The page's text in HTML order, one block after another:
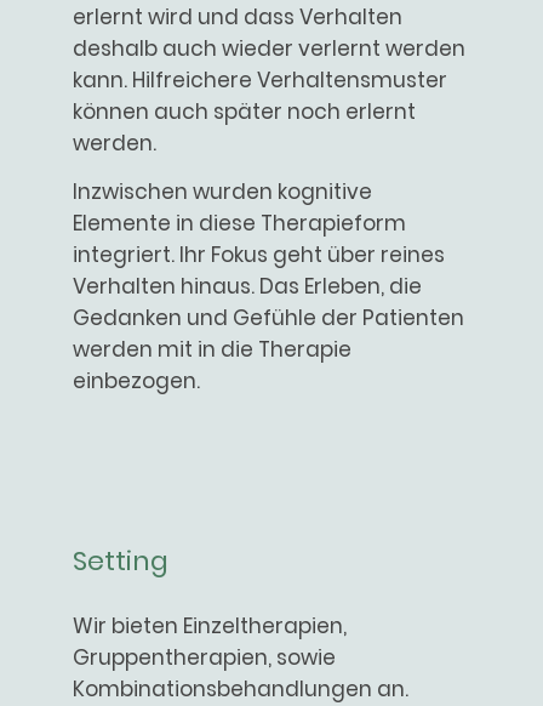
erlernt wird und dass Verhalten
deshalb auch wieder verlernt werden
kann. Hilfreichere Verhaltensmuster
können auch später noch erlernt
werden.
Inzwischen wurden kognitive
Elemente in diese Therapieform
integriert. Ihr Fokus geht über reines
Verhalten hinaus. Das Erleben, die
Gedanken und Gefühle der Patienten
werden mit in die Therapie
einbezogen.
Setting
Wir bieten Einzeltherapien,
Gruppentherapien, sowie
Kombinationsbehandlungen an.